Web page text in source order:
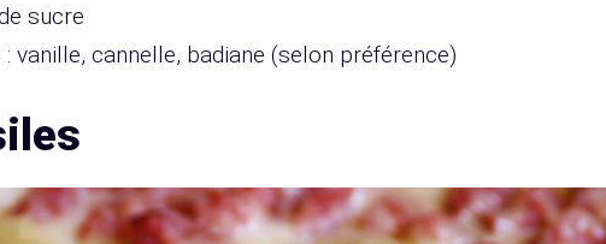
sucre
: vanille, cannelle, badiane (selon préférence)